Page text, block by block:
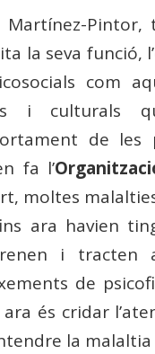
Martínez-
la seva funció,
com
i culturals
de les
fa l’
moltes
ara havien
i tracten
de
és cridar
la